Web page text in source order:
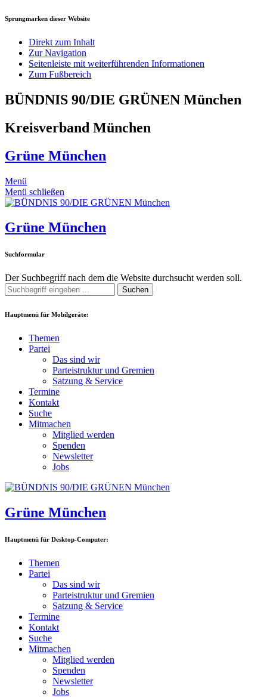
Sprungmarken dieser Website
Direkt zum Inhalt
Zur Navigation
Seitenleiste mit weiterführenden Informationen
Zum Fußbereich
BÜNDNIS 90/DIE GRÜNEN München
Kreisverband München
Grüne München
Menü
Menü schließen
Grüne München
Suchformular
Der Suchbegriff nach dem die Website durchsucht werden soll.
Suchen
Hauptmenü für Mobilgeräte:
Themen
Partei
Das sind wir
Parteistruktur und Gremien
Satzung & Service
Termine
Kontakt
Suche
Mitmachen
Mitglied werden
Spenden
Newsletter
Jobs
Grüne München
Hauptmenü für Desktop-Computer:
Themen
Partei
Das sind wir
Parteistruktur und Gremien
Satzung & Service
Termine
Kontakt
Suche
Mitmachen
Mitglied werden
Spenden
Newsletter
Jobs